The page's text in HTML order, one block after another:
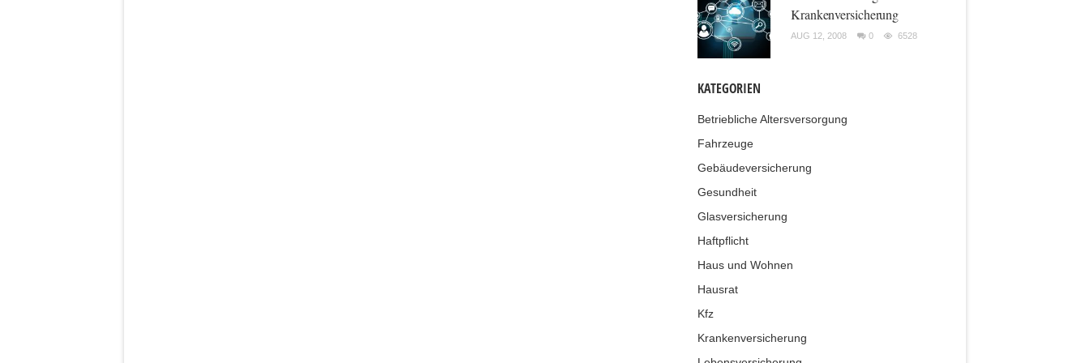
Krankenversicherung
AUG 12, 2008 0 6528
KATEGORIEN
Betriebliche Altersversorgung
Fahrzeuge
Gebäudeversicherung
Gesundheit
Glasversicherung
Haftpflicht
Haus und Wohnen
Hausrat
Kfz
Krankenversicherung